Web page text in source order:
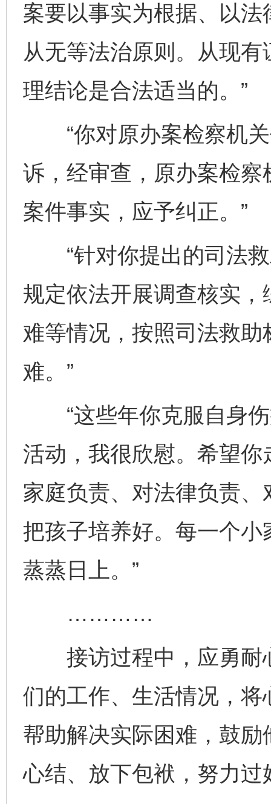
案要以事实为根据、以
从无等法治原则。从现
理结论是合法适当的。”
“你对原办案检察机关
诉，经审查，原办案检
案件事实，应予纠正。”
“针对你提出的司法救
规定依法开展调查核实
难等情况，按照司法救
难。”
“这些年你克服自身伤
活动，我很欣慰。希望
家庭负责、对法律负责
把孩子培养好。每一个
蒸蒸日上。”
…………
接访过程中，应勇耐
们的工作、生活情况，
帮助解决实际困难，鼓
心结、放下包袱，努力过